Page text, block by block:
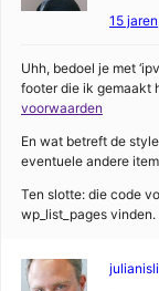
15
Uhh, bedoel je met
footer die ik gemaakt
voorwaarden
En wat betreft de
eventuele andere
Ten slotte: die code
wp_list_pages vinden.